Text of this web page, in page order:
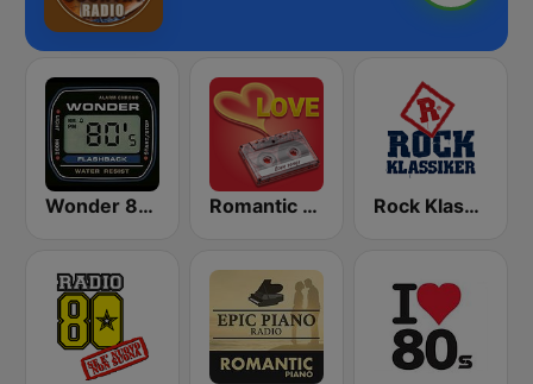
Wonder 80's Romantic Vibes Rock Klassiker